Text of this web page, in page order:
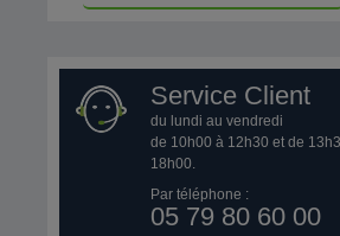
Service Client
du lundi au vendredi
de 10h00 à 12h30 et de
18h00.
Par téléphone :
05 79 80 60 00